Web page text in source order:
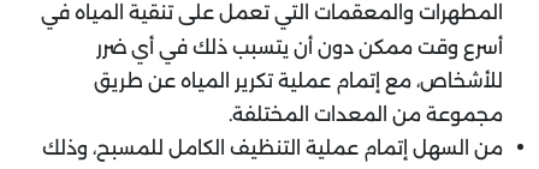
المطهرات والمعقمات التي تعمل على تنقية المياه في
أسرع وقت ممكن دون أن يتسبب ذلك في أي ضرر
للأشخاص، مع إتمام عملية تكرير المياه عن طريق
مجموعة من المعدات المختلفة.
من السهل إتمام عملية التنظيف الكامل للمسبح، وذلك